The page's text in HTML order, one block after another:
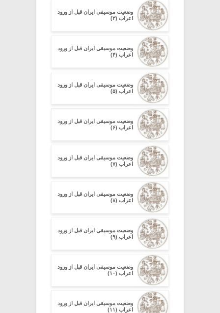
وضعیت موسیقی ایران قبل از ورود
اعراب (۳)
وضعیت موسیقی ایران قبل از ورود
اعراب (۴)
وضعیت موسیقی ایران قبل از ورود
اعراب (۵)
وضعیت موسیقی ایران قبل از ورود
اعراب (۶)
وضعیت موسیقی ایران قبل از ورود
اعراب (۷)
وضعیت موسیقی ایران قبل از ورود
اعراب (۸)
وضعیت موسیقی ایران قبل از ورود
اعراب (۹)
وضعیت موسیقی ایران قبل از ورود
اعراب (۱۰)
وضعیت موسیقی ایران قبل از ورود
اعراب (۱۱)